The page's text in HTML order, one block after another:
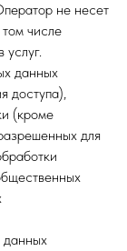
не несет
том числе
услуг.
данных
доступа),
(кроме
для
данных